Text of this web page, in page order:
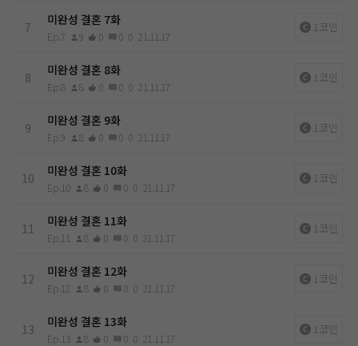
7 미완성 결혼 7화
Ep.7 9 0 0 0 21.11.17
1코인
8 미완성 결혼 8화
Ep.8 8 0 0 0 21.11.17
1코인
9 미완성 결혼 9화
Ep.9 8 0 0 0 21.11.17
1코인
10 미완성 결혼 10화
Ep.10 8 0 0 0 21.11.17
1코인
11 미완성 결혼 11화
Ep.11 8 0 0 0 21.11.17
1코인
12 미완성 결혼 12화
Ep.12 8 0 0 0 21.11.17
1코인
13 미완성 결혼 13화
Ep.13 8 0 0 0 21.11.17
1코인